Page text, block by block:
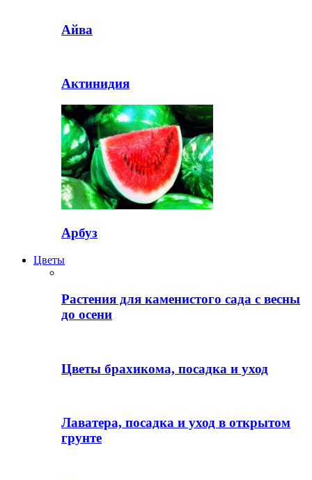
Айва
Актинидия
Арбуз
Цветы
Растения для каменистого сада с весны
до осени
Цветы брахикома, посадка и уход
Лаватера, посадка и уход в открытом
грунте